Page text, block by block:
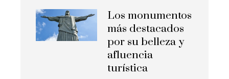
Los monumentos
más destacados
por su belleza y
afluencia
turística